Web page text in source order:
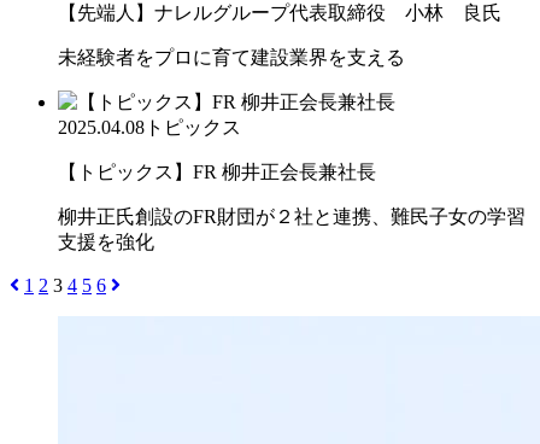
【先端人】ナレルグループ代表取締役 小林 良氏
未経験者をプロに育て建設業界を支える
2025.04.08 トピックス
【トピックス】FR 柳井正会長兼社長
柳井正氏創設のFR財団が２社と連携、難民子女の学習
支援を強化
1 2 3 4 5 6